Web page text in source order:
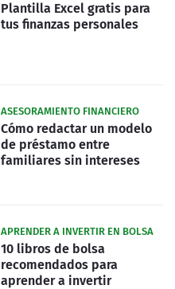
Plantilla Excel gratis para
tus finanzas personales
ASESORAMIENTO FINANCIERO
Cómo redactar un modelo
de préstamo entre
familiares sin intereses
APRENDER A INVERTIR EN BOLSA
10 libros de bolsa
recomendados para
aprender a invertir